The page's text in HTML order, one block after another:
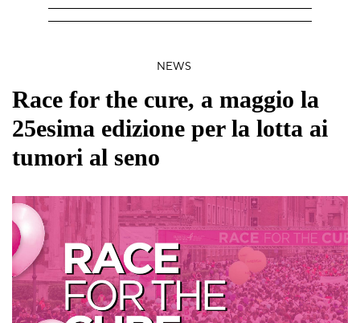
NEWS
Race for the cure, a maggio la
25esima edizione per la lotta ai
tumori al seno